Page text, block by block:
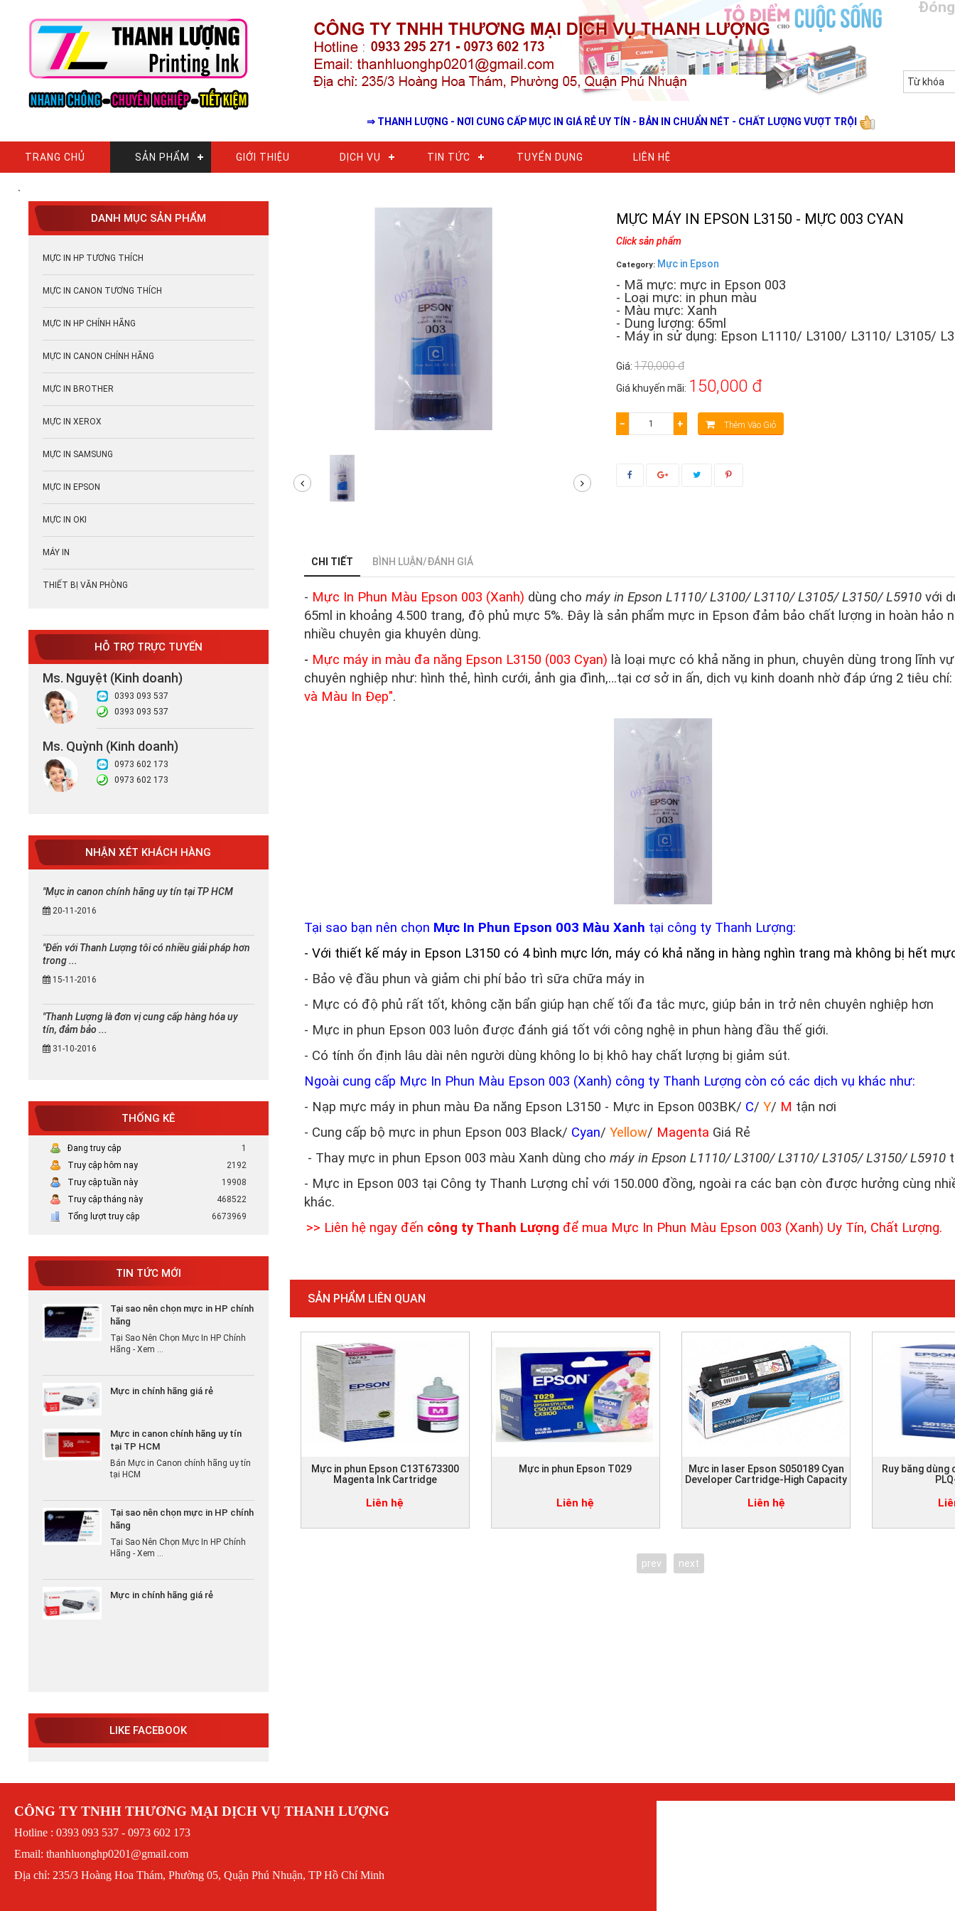
Đóng
⇒ THANH LƯỢNG - NƠI CUNG CẤP MỰC IN GIÁ RẺ UY TÍN - BẢN IN CHUẨN NÉT - CHẤT LƯỢNG VƯỢT TRỘI
TRANG CHỦ SẢN PHẨM GIỚI THIỆU DỊCH VỤ TIN TỨC TUYỂN DỤNG LIÊN HỆ
`
DANH MỤC SẢN PHẨM
MỰC IN HP TƯƠNG THÍCH
MỰC IN CANON TƯƠNG THÍCH
MỰC IN HP CHÍNH HÃNG
MỰC IN CANON CHÍNH HÃNG
MỰC IN BROTHER
MỰC IN XEROX
MỰC IN SAMSUNG
MỰC IN EPSON
MỰC IN OKI
MÁY IN
THIẾT BỊ VĂN PHÒNG
HỖ TRỢ TRỰC TUYẾN
Ms. Nguyệt (Kinh doanh)
0393 093 537
0393 093 537
Ms. Quỳnh (Kinh doanh)
0973 602 173
0973 602 173
NHẬN XÉT KHÁCH HÀNG
"Mực in canon chính hãng uy tín tại TP HCM
20-11-2016
"Đến với Thanh Lượng tôi có nhiều giải pháp hơn
trong ...
15-11-2016
"Thanh Lượng là đơn vị cung cấp hàng hóa uy
tín, đảm bảo ...
31-10-2016
THỐNG KÊ
Đang truy cập
1
Truy cập hôm nay
2192
Truy cập tuần này
19908
Truy cập tháng này
468522
Tổng lượt truy cập
6673969
TIN TỨC MỚI
Mực in canon chính hãng uy tín
tại HCM
hãng
Tại Sao Nên Chọn Mực In HP Chính
Hãng - Xem ...
Mực in chính hãng giá rẻ
tại TP HCM
Bán Mực in Canon chính hãng uy tín
tại HCM
Tại sao nên chọn mực in HP chính
hãng
Tại Sao Nên Chọn Mực In HP Chính
Hãng - Xem ...
Mực in chính hãng giá rẻ
LIKE FACEBOOK
MỰC MÁY IN EPSON L3150 - MỰC 003 CYAN
Click sản phẩm
Category: Mực in Epson
- Mã mực: mực in Epson 003
- Loại mực: in phun màu
- Màu mực: Xanh
- Dung lượng: 65ml
- Máy in sử dụng: Epson L1110/ L3100/ L3110/ L3105/
Giá: 170,000 đ
Giá khuyến mãi: 150,000 đ
− + Thêm Vào Giỏ
CHI TIẾT BÌNH LUẬN/ĐÁNH GIÁ
- Mực In Phun Màu Epson 003 (Xanh) dùng cho máy in Epson L1110/ L3100/ L3110/ L3105/ L3150/ L5910 với
65ml in khoảng 4.500 trang, độ phủ mực 5%. Đây là sản phẩm mực in Epson đảm bảo chất lượng in hoàn hảo
nhiều chuyên gia khuyên dùng.
- Mực máy in màu đa năng Epson L3150 (003 Cyan) là loại mực có khả năng in phun, chuyên dùng trong lĩnh
chuyên nghiệp như: hình thẻ, hình cưới, ảnh gia đình,…tại cơ sở in ấn, dịch vụ kinh doanh nhờ đáp ứng 2 tiêu chí:
và Màu In Đẹp".
Tại sao bạn nên chọn Mực In Phun Epson 003 Màu Xanh tại công ty Thanh Lượng:
- Với thiết kế máy in Epson L3150 có 4 bình mực lớn, máy có khả năng in hàng nghìn trang mà không bị hết
- Bảo vệ đầu phun và giảm chi phí bảo trì sữa chữa máy in
- Mực có độ phủ rất tốt, không cặn bẩn giúp hạn chế tối đa tắc mực, giúp bản in trở nên chuyên nghiệp hơn
- Mực in phun Epson 003 luôn được đánh giá tốt với công nghệ in phun hàng đầu thế giới.
- Có tính ổn định lâu dài nên người dùng không lo bị khô hay chất lượng bị giảm sút.
Ngoài cung cấp Mực In Phun Màu Epson 003 (Xanh) công ty Thanh Lượng còn có các dịch vụ khác như:
- Nạp mực máy in phun màu Đa năng Epson L3150 - Mực in Epson 003BK/ C/ Y/ M tận nơi
- Cung cấp bộ mực in phun Epson 003 Black/ Cyan/ Yellow/ Magenta Giá Rẻ
- Thay mực in phun Epson 003 màu Xanh dùng cho máy in Epson L1110/ L3100/ L3110/ L3105/ L3150/ L5910
- Mực in Epson 003 tại Công ty Thanh Lượng chỉ với 150.000 đồng, ngoài ra các bạn còn được hưởng cùng
khác.
>> Liên hệ ngay đến công ty Thanh Lượng để mua Mực In Phun Màu Epson 003 (Xanh) Uy Tín, Chất Lượng.
SẢN PHẨM LIÊN QUAN
Mực in phun Epson C13T673300
Magenta Ink Cartridge
Liên hệ
Mực in phun Epson T029
Liên hệ
Mực in laser Epson S050189 Cyan
Developer Cartridge-High Capacity
Liên hệ
Ruy băng dùng
prev next
CÔNG TY TNHH THƯƠNG MẠI DỊCH VỤ THANH LƯỢNG
Hotline : 0393 093 537 - 0973 602 173
Email: thanhluonghp0201@gmail.com
Địa chỉ: 235/3 Hoàng Hoa Thám, Phường 05, Quận Phú Nhuận, TP Hồ Chí Minh